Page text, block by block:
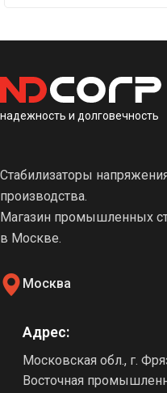
надежность и долговечность
Стабилизаторы
производства.
Магазин промышленных
в Москве.
Москва
Адрес:
Московская обл., г.
Восточная